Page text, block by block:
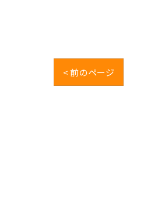
< 前のページ